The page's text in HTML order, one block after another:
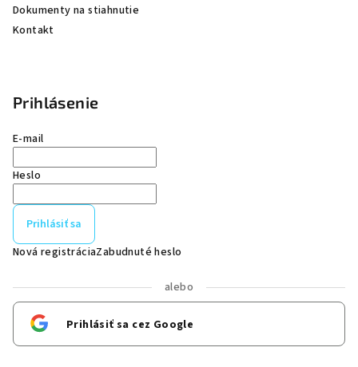
Dokumenty na stiahnutie
Kontakt
Prihlásenie
E-mail
Heslo
Prihlásiť sa
Nová registráciaZabudnuté heslo
alebo
Prihlásiť sa cez Google